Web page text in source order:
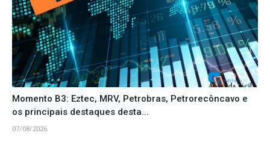
Momento B3: Eztec, MRV, Petrobras, Petrorecôncavo e
os principais destaques desta...
07/08/2026